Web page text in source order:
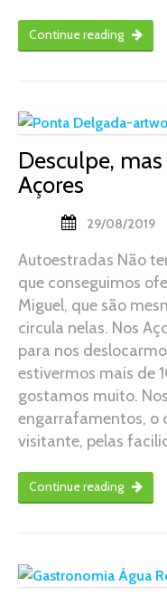
Continue reading
Desculpe,
Açores
29/08/2019
Autoestradas Não
que conseguimos
Miguel, que são
circula nelas. Nos
para nos
estivermos mais de
gostamos muito.
engarrafamentos, o
visitante, pelas
Continue reading